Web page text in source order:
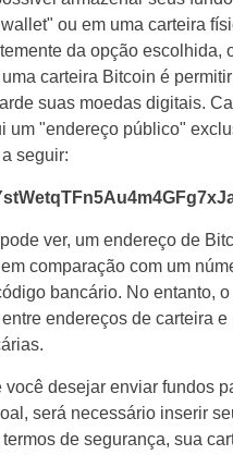
ou em uma carteira
da opção escolhida,
carteira Bitcoin é
suas moedas digitais.
um "endereço público"
seguir:
ver, um endereço de
comparação com um
bancário. No entanto,
endereços de carteira e
você desejar enviar fundos
será necessário inserir
de segurança, sua